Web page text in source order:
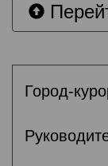
Город-